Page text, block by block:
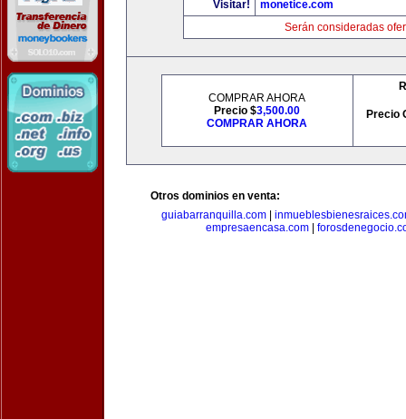
Visitar!
monetice.com
Serán consideradas
COMPRAR AHORA
Precio $3,500.00
COMPRAR AHORA
Precio
Otros dominios en venta:
guiabarranquilla.com|
empresaencasa.com|